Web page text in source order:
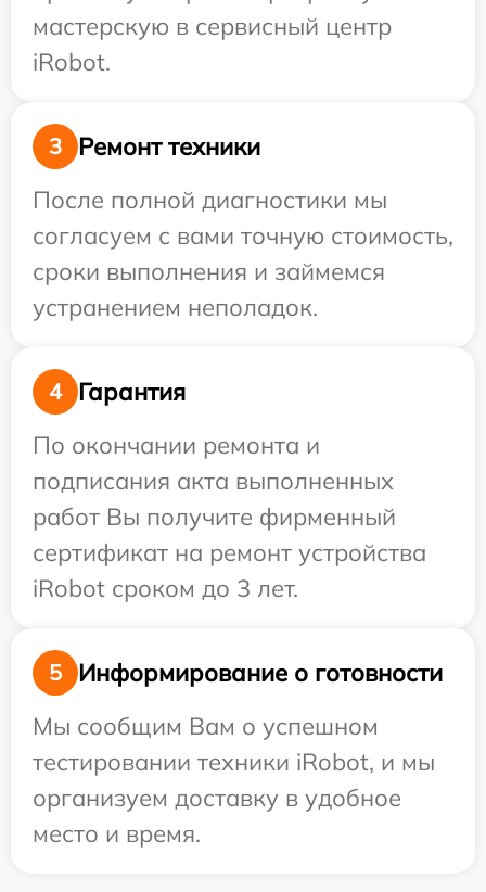
мастерскую в сервисный центр
iRobot.
3
Ремонт техники
После полной диагностики мы
согласуем с вами точную стоимость,
сроки выполнения и займемся
устранением неполадок.
4
Гарантия
По окончании ремонта и
подписания акта выполненных
работ Вы получите фирменный
сертификат на ремонт устройства
iRobot сроком до 3 лет.
5
Информирование о готовности
Мы сообщим Вам о успешном
тестировании техники iRobot, и мы
организуем доставку в удобное
место и время.